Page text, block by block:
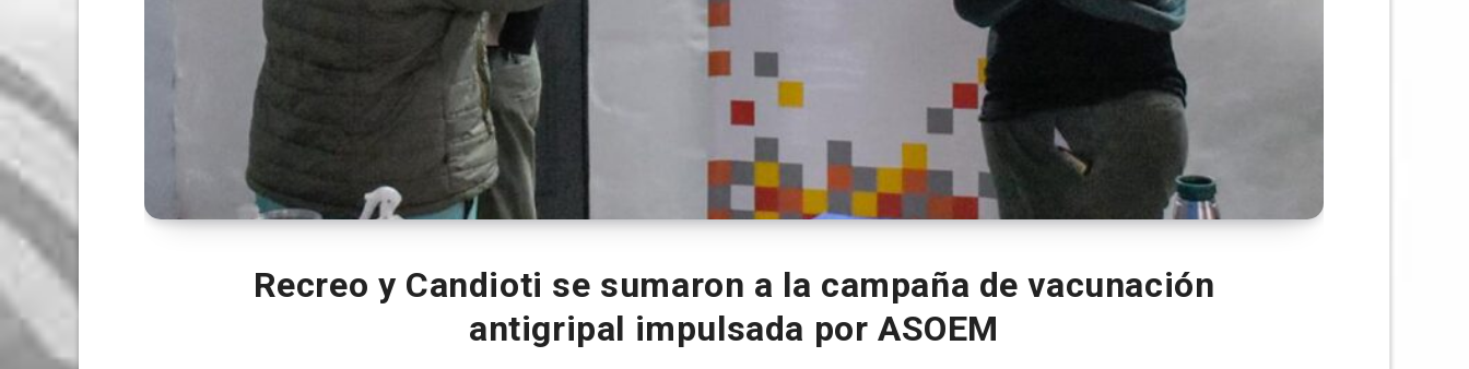
Recreo y Candioti se sumaron a la campaña de vacunación
antigripal impulsada por ASOEM